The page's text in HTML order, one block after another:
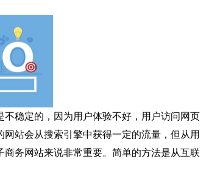
稳定的，因为用户体验不好，用户访问网页
站会从搜索引擎中获得一定的流量，但从用
务网站来说非常重要。简单的方法是从互联